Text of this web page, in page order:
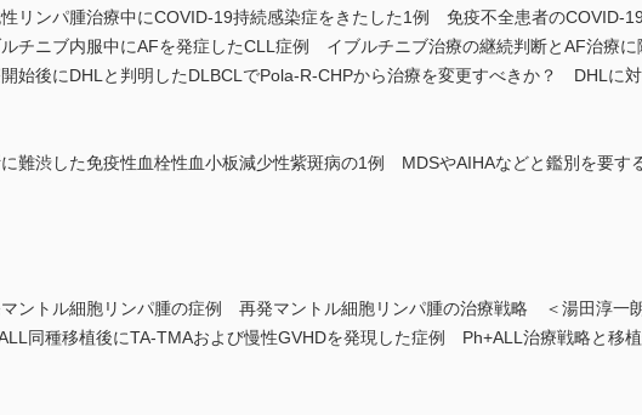
リンパ腫治療中にCOVID-19持続感染症をきたした1例 免疫不全患者のCOVID-
チニブ内服中にAFを発症したCLL症例 イブルチニブ治療の継続判断とAF治療
始後にDHLと判明したDLBCLでPola-R-CHPから治療を変更すべきか？ DHLに
難渋した免疫性血栓性血小板減少性紫斑病の1例 MDSやAIHAなどと鑑別を要
ントル細胞リンパ腫の症例 再発マントル細胞リンパ腫の治療戦略 ＜湯田淳一
同種移植後にTA-TMAおよび慢性GVHDを発現した症例 Ph+ALL治療戦略と移